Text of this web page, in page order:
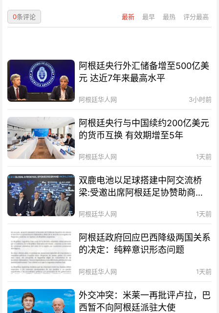
最新 最早 最热 评分最高
0条评论
阿根廷央行外汇储备增至500亿美
元 达近7年来最高水平
阿根廷华人网 3小时前
阿根廷央行与中国续约200亿美元
的货币互换 有效期增至5年
阿根廷华人网 1天前
双鹿电池以足球搭建中阿交流桥
梁:受邀出席阿根廷足协赞助商招
阿根廷华人网 1天前
阿根廷政府回应巴西降级两国关系
的决定：纯粹意识形态问题
阿根廷华人网 1天前
外交冲突：米莱一再批评卢拉，巴
西暂不向阿根廷派驻大使